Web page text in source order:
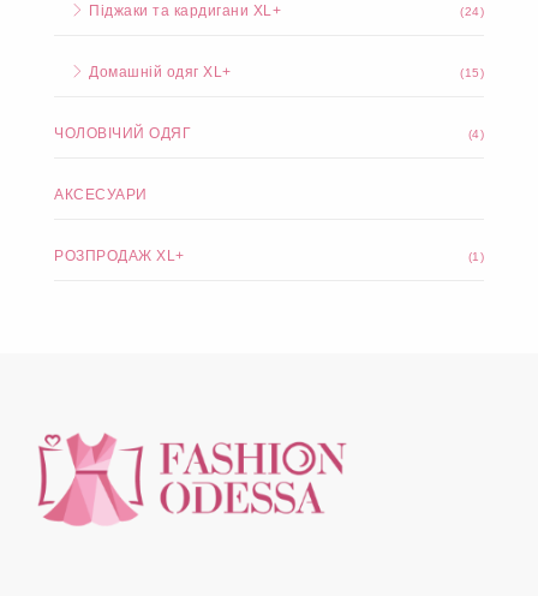
Піджаки та кардигани XL+ (24)
Домашній одяг XL+ (15)
ЧОЛОВІЧИЙ ОДЯГ (4)
АКСЕСУАРИ
РОЗПРОДАЖ XL+ (1)